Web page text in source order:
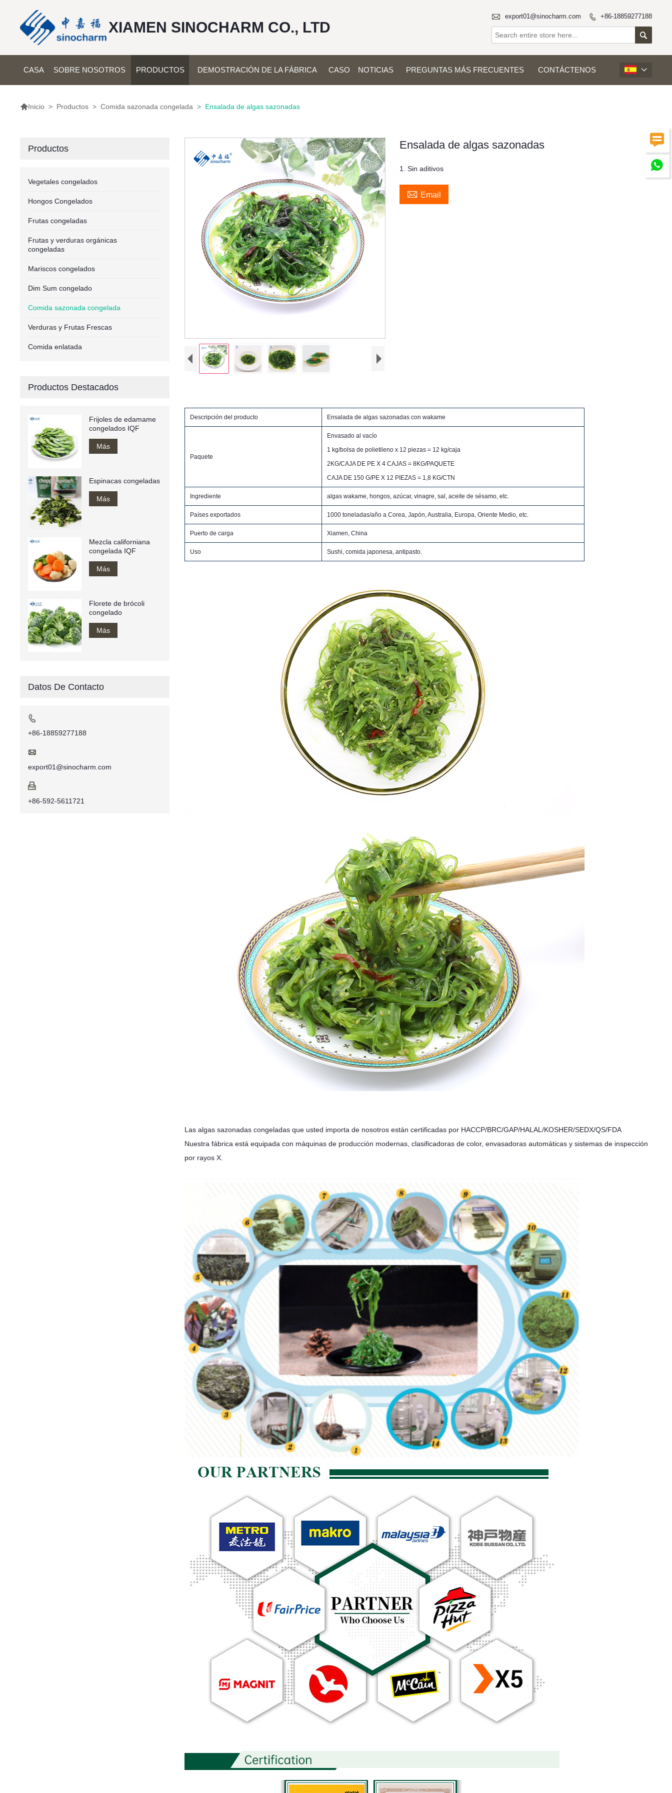


XIAMEN SINOCHARM CO., LTD
 export01@sinocharm.com  +86-18859277188

CASA SOBRE NOSOTROS PRODUCTOS DEMOSTRACIÓN DE LA FÁBRICA CASO NOTICIAS PREGUNTAS MÁS FRECUENTES CONTÁCTENOS 
Inicio > Productos > Comida sazonada congelada > Ensalada de algas sazonadas
Ensalada de algas sazonadas
1. Sin aditivos
 Email
Descripción del producto Ensalada de algas sazonadas con wakame
Paquete
Envasado al vacío
1 kg/bolsa de polietileno x 12 piezas = 12 kg/caja
2KG/CAJA DE PE X 4 CAJAS = 8KG/PAQUETE
CAJA DE 150 G/PE X 12 PIEZAS = 1,8 KG/CTN
Ingrediente algas wakame, hongos, azúcar, vinagre, sal, aceite de sésamo, etc.
Países exportados 1000 toneladas/año a Corea, Japón, Australia, Europa, Oriente Medio, etc.
Puerto de carga Xiamen, China
Uso Sushi, comida japonesa, antipasto.
Las algas sazonadas congeladas que usted importa de nosotros están certificadas por HACCP/BRC/GAP/HALAL/KOSHER/SEDX/QS/FDA
Nuestra fábrica está equipada con máquinas de producción modernas, clasificadoras de color, envasadoras automáticas y sistemas de inspección
por rayos X.
Productos
Vegetales congelados
Hongos Congelados
Frutas congeladas
Frutas y verduras orgánicas
congeladas
Mariscos congelados
Dim Sum congelado
Comida sazonada congelada
Verduras y Frutas Frescas
Comida enlatada
Productos Destacados
Frijoles de edamame
congelados IQF
Más
Espinacas congeladas
Más
Mezcla californiana
congelada IQF
Más
Florete de brócoli
congelado
Más
Datos De Contacto

+86-18859277188

export01@sinocharm.com

+86-592-5611721